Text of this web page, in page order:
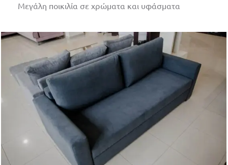
Μεγάλη ποικιλία σε χρώματα και υφάσματα